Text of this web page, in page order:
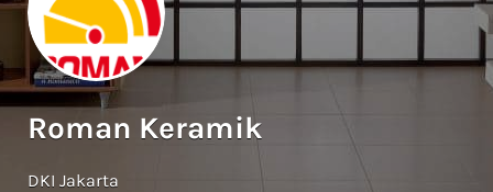
Roman Keramik
DKI Jakarta